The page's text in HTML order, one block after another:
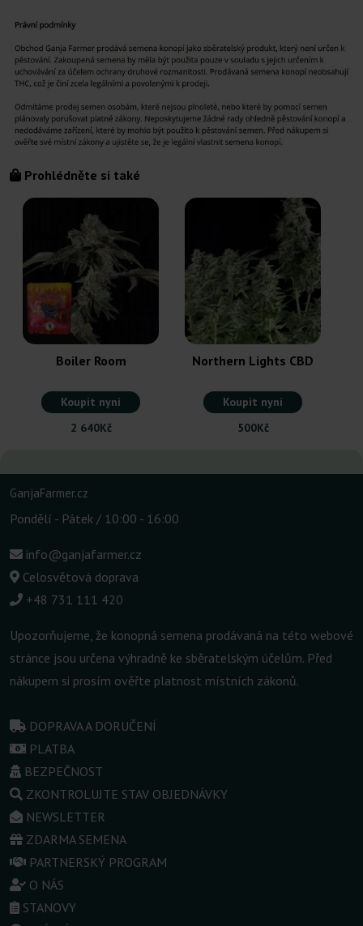
Prohlédněte si také
Boiler Room
Koupit nyní
2 640Kč
Northern Lights CBD
Koupit nyní
500Kč
GanjaFarmer.cz
Pondělí - Pátek / 10:00 - 16:00
info@ganjafarmer.cz
Celosvětová doprava
+48 731 111 420
Upozorňujeme, že konopná semena prodávaná na této webové
stránce jsou určena výhradně ke sběratelským účelům. Před
nákupem si prosím ověřte platnost místních zákonů.
DOPRAVA A DORUČENÍ
PLATBA
BEZPEČNOST
ZKONTROLUJTE STAV OBJEDNÁVKY
NEWSLETTER
ZDARMA SEMENA
PARTNERSKÝ PROGRAM
O NÁS
STANOVY